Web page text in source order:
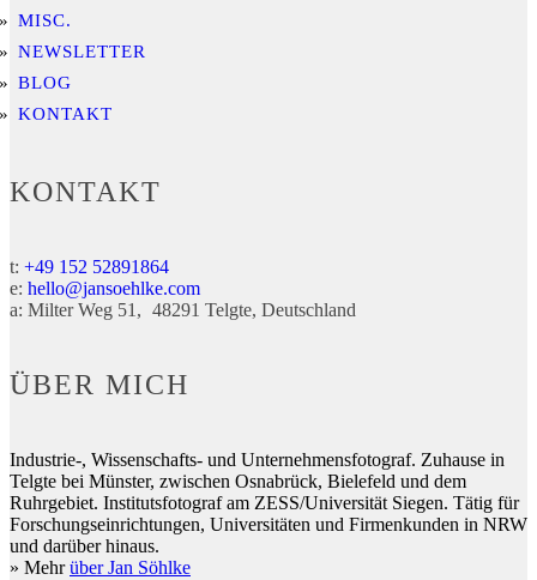
MISC.
NEWSLETTER
BLOG
KONTAKT
KONTAKT
t: +49 152 52891864
e: hello@jansoehlke.com
a: Milter Weg 51 48291 Telgte Deutschland
ÜBER MICH
Industrie-, Wissenschafts- und Unternehmensfotograf. Zuhause in
Telgte bei Münster, zwischen Osnabrück, Bielefeld und dem
Ruhrgebiet. Institutsfotograf am ZESS/Universität Siegen. Tätig für
Forschungseinrichtungen, Universitäten und Firmenkunden in NRW
und darüber hinaus.
» Mehrüber Jan Söhlke